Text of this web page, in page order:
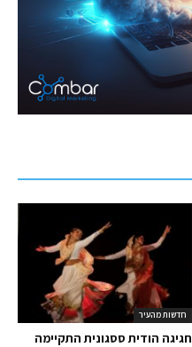
חדשות מהעיר
חגיגה הודית ססגונית התקיימה